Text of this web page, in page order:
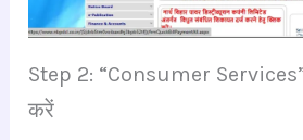
Step 2: “Consumer
करें